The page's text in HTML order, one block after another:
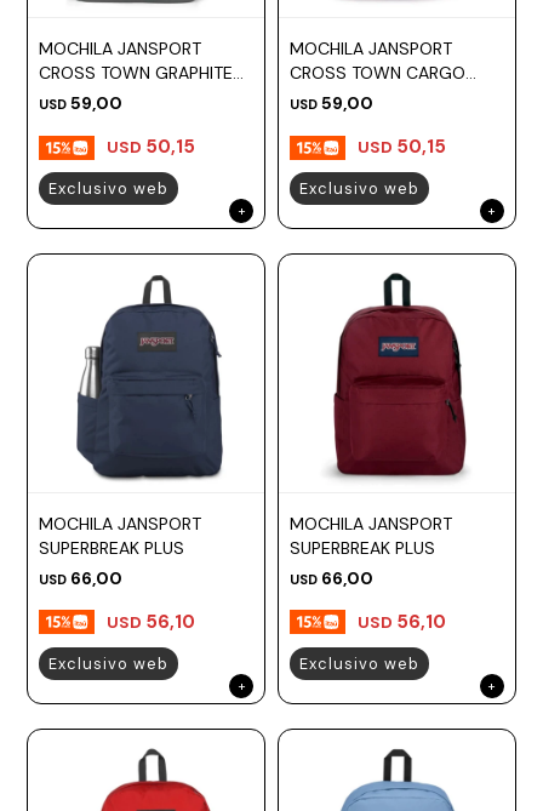
MOCHILA JANSPORT
CROSS TOWN GRAPHITE
GREY
USD 59,00
USD 50,15
Exclusivo web
MOCHILA JANSPORT
CROSS TOWN CARGO
GREEN
USD 59,00
USD 50,15
Exclusivo web
MOCHILA JANSPORT
SUPERBREAK PLUS
USD 66,00
USD 56,10
Exclusivo web
MOCHILA JANSPORT
SUPERBREAK PLUS
USD 66,00
USD 56,10
Exclusivo web